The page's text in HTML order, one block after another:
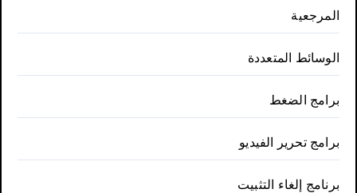
المرجعية
الوسائط المتعددة
برامج الضغط
برامج تحرير الفيديو
برنامج إلغاء التثبيت